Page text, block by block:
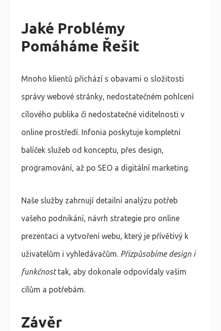
Jaké Problémy
Pomáháme Řešit
Mnoho klientů přichází s obavami o složitosti
správy webové stránky, nedostatečném pohlcení
cílového publika či nedostatečné viditelnosti v
online prostředí. Infonia poskytuje kompletní
balíček služeb od konceptu, přes design,
programování, až po SEO a digitální marketing.
Naše služby zahrnují detailní analýzu potřeb
vašeho podnikání, návrh strategie pro online
prezentaci a vytvoření webu, který je přívětivý k
uživatelům i vyhledávačům. Přizpůsobíme design i
funkčnosttak, aby dokonale odpovídaly vašim
cílům a potřebám.
Závěr